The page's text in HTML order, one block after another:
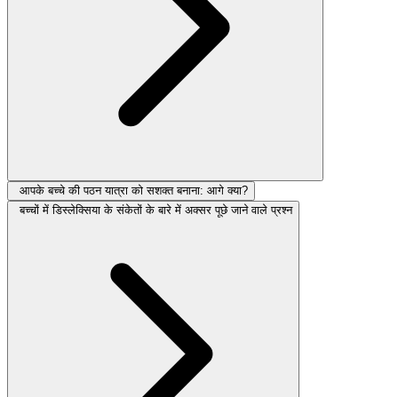
आपके बच्चे की पठन यात्रा को सशक्त बनाना: आगे क्या?
बच्चों में डिस्लेक्सिया के संकेतों के बारे में अक्सर पूछे जाने वाले प्रश्न